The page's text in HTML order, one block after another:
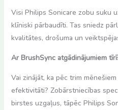
Visi Philips Sonicare zobu suku
klīniski pārbaudīti. Tas sniedz
kvalitātes, drošuma un
Ar BrushSync atgādinājumiem
Vai zinājāt, ka pēc trim
efektivitāti? Zobārstniecības
birstes uzgaļus, tāpēc Philips